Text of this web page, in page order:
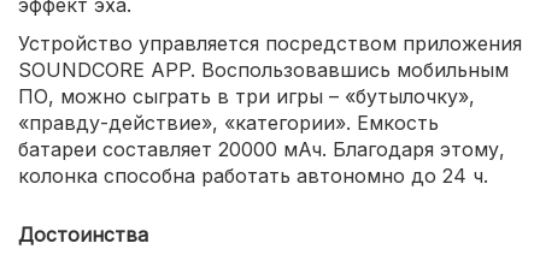
эффект эха.
Устройство управляется посредством приложения
SOUNDCORE APP. Воспользовавшись мобильным
ПО, можно сыграть в три игры – «бутылочку»,
«правду-действие», «категории». Емкость
батареи составляет 20000 мАч. Благодаря этому,
колонка способна работать автономно до 24 ч.
Достоинства